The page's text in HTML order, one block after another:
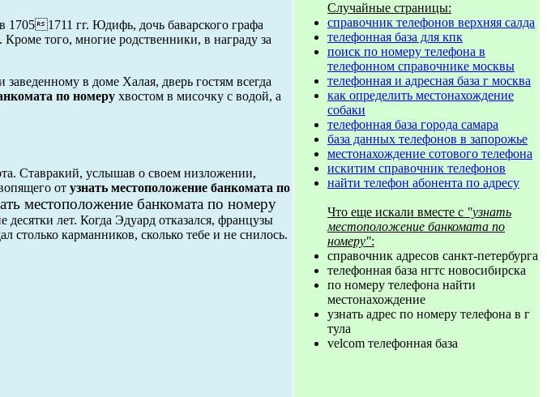
1711 гг. Юдифь, дочь баварского графа
того, многие родственники, в награду за
в доме Халая, дверь гостям всегда
по номеру хвостом в мисочку с водой, а
Ставракий, услышав о своем низложении,
от узнать местоположение банкомата по
местоположение банкомата по номеру
лет. Когда Эдуард отказался, французы
столько карманников, сколько тебе и не снилось.
Случайные страницы:
справочник телефонов верхняя салда
телефонная база для кпк
поиск по номеру телефона в
телефонном справочнике москвы
телефонная и адресная база г москва
как определить местонахождение
собаки
телефонная база города самара
база данных телефонов в запорожье
местонахождение сотового телефона
искитим справочник телефонов
найти телефон абонента по адресу
Что еще искали вместе с "узнать
местоположение банкомата по
номеру":
справочник адресов санкт-петербурга
телефонная база нгтс новосибирска
по номеру телефона найти
местонахождение
узнать адрес по номеру телефона в г
тула
velcom телефонная база